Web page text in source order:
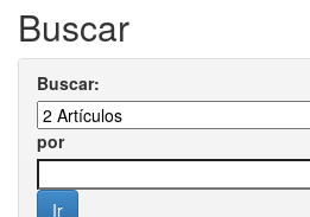
Buscar
Buscar:
por